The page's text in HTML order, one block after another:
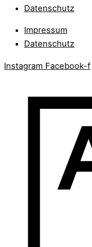
Datenschutz
Impressum
Datenschutz
Instagram Facebook-f